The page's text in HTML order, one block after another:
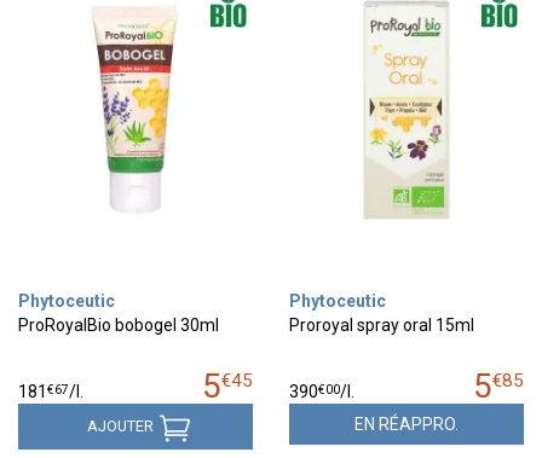
Phytoceutic
ProRoyalBio bobogel 30ml
5€45
181 €67/
AJOUTER
Phytoceutic
Proroyal spray oral 15ml
5€85
390€00/
EN RÉAPPRO.